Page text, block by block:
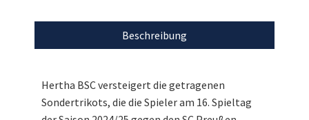
Beschreibung
Hertha BSC versteigert die getragenen
Sondertrikots, die die Spieler am 16. Spieltag